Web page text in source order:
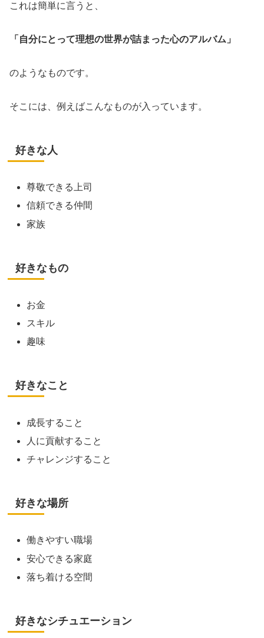
これは簡単に言うと、
「自分にとって理想の世界が詰まった心のアルバム」
のようなものです。
そこには、例えばこんなものが入っています。
好きな人
尊敬できる上司
信頼できる仲間
家族
好きなもの
お金
スキル
趣味
好きなこと
成長すること
人に貢献すること
チャレンジすること
好きな場所
働きやすい職場
安心できる家庭
落ち着ける空間
好きなシチュエーション